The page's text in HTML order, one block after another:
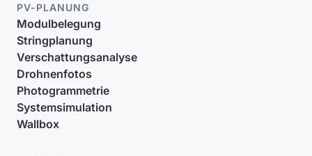
PV-PLANUNG
Modulbelegung
Stringplanung
Verschattungsanalyse
Drohnenfotos
Photogrammetrie
Systemsimulation
Wallbox